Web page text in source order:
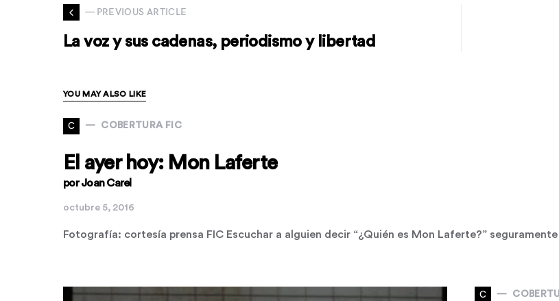
— PREVIOUS ARTICLE
La voz y sus cadenas, periodismo y libertad
YOU MAY ALSO LIKE
C COBERTURA FIC
El ayer hoy: Mon Laferte
por Joan Carel
octubre 5, 2016
Fotografía: cortesía prensa FIC Escuchar a alguien decir “¿Quién es Mon Laferte?”
C